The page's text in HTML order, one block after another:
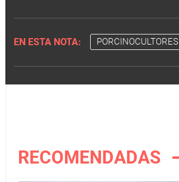
EN ESTA NOTA: PORCINOCULTORES
RECOMENDADAS